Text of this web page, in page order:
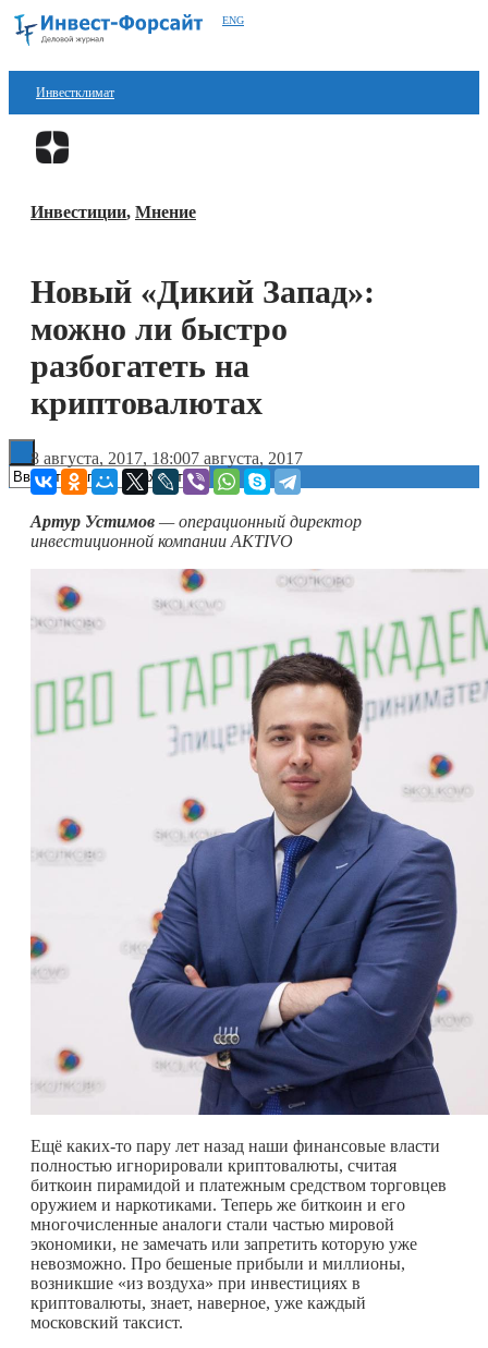
ENG
Инвестклимат
Финансы
Блокчейн
Книги
Инвестиции, Мнение
Новый «Дикий Запад»:
можно ли быстро
разбогатеть на
криптовалютах
8 августа, 2017, 18:007 августа, 2017
Артур Устимов — операционный директор
инвестиционной компании AKTIVO
Ещё каких-то пару лет назад наши финансовые власти
полностью игнорировали криптовалюты, считая
биткоин пирамидой и платежным средством торговцев
оружием и наркотиками. Теперь же биткоин и его
многочисленные аналоги стали частью мировой
экономики, не замечать или запретить которую уже
невозможно. Про бешеные прибыли и миллионы,
возникшие «из воздуха» при инвестициях в
криптовалюты, знает, наверное, уже каждый
московский таксист.